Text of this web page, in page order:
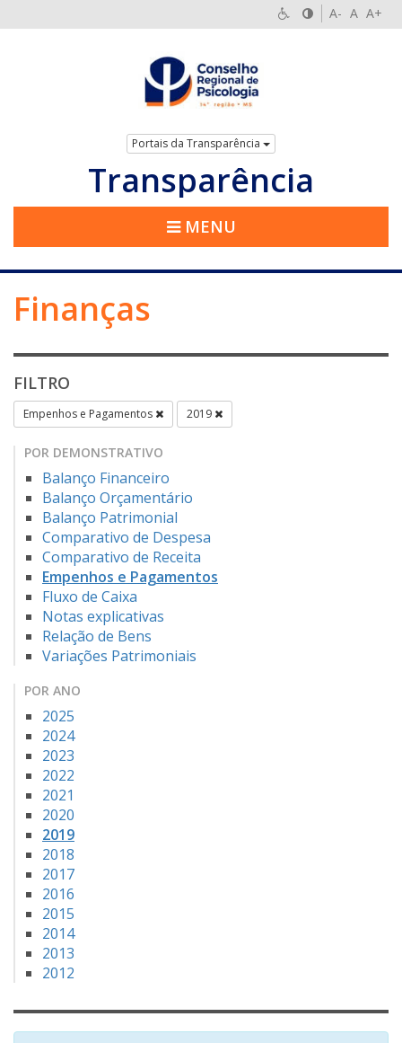
A- A A+
Portais da Transparência
Transparência
MENU
Finanças
FILTRO
Empenhos e Pagamentos 2019
POR DEMONSTRATIVO
Balanço Financeiro
Balanço Orçamentário
Balanço Patrimonial
Comparativo de Despesa
Comparativo de Receita
Empenhos e Pagamentos
Fluxo de Caixa
Notas explicativas
Relação de Bens
Variações Patrimoniais
POR ANO
2025
2024
2023
2022
2021
2020
2019
2018
2017
2016
2015
2014
2013
2012